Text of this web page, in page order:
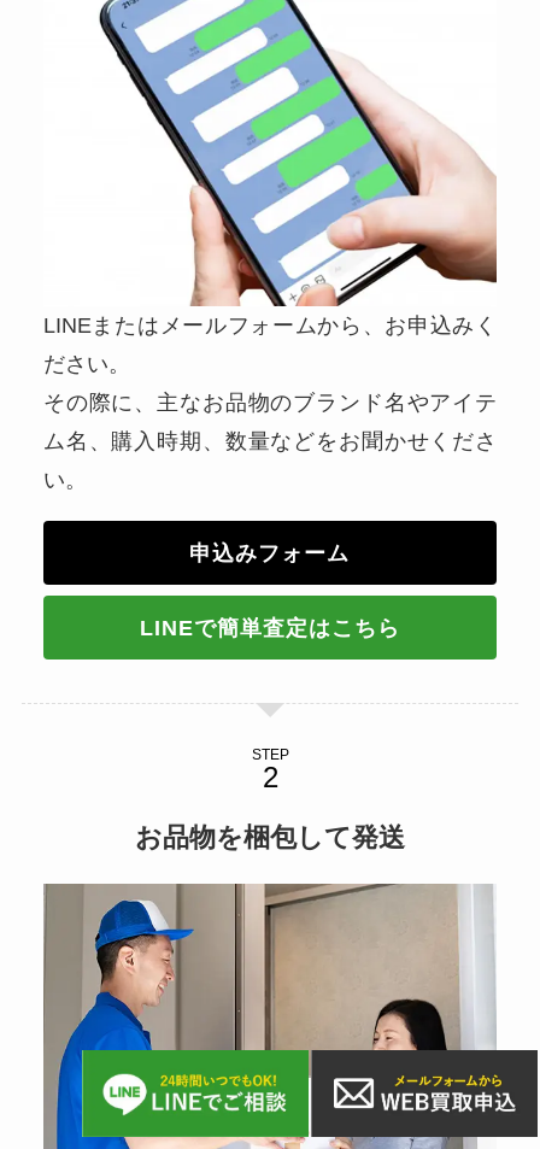
LINEまたはメールフォームから、お申込みく
ださい。
その際に、主なお品物のブランド名やアイテ
ム名、購入時期、数量などをお聞かせくださ
い。
申込みフォーム
LINEで簡単査定はこちら
STEP
お品物を梱包して発送